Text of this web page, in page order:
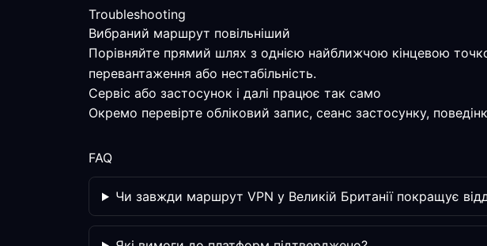
Troubleshooting
Вибраний маршрут повільніший
Порівняйте прямий шлях з однією найближчою кінцевою
перевантаження або нестабільність.
Сервіс або застосунок і далі працює так само
Окремо перевірте обліковий запис, сеанс застосунку,
FAQ
Чи завжди маршрут VPN у Великій Британії покращує